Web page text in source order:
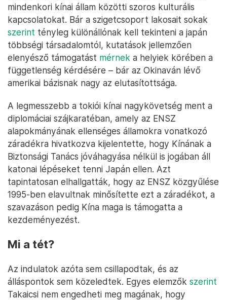
mindenkori kínai állam közötti szoros kulturális
kapcsolatokat. Bár a szigetcsoport lakosait sokak
szerint tényleg különállónak kell tekinteni a japán
többségi társadalomtól, kutatások jellemzően
elenyésző támogatást mérnek a helyiek körében a
függetlenség kérdésére – bár az Okinaván lévő
amerikai bázisnak nagy az elutasítottsága.
A legmesszebb a tokiói kínai nagykövetség ment a
diplomáciai szájkaratéban, amely az ENSZ
alapokmányának ellenséges államokra vonatkozó
záradékra hivatkozva kijelentette, hogy Kínának a
Biztonsági Tanács jóváhagyása nélkül is jogában áll
katonai lépéseket tenni Japán ellen. Azt
tapintatosan elhallgatták, hogy az ENSZ közgyűlése
1995-ben elavultnak minősítette ezt a záradékot, a
szavazáson pedig Kína maga is támogatta a
kezdeményezést.
Mi a tét?
Az indulatok azóta sem csillapodtak, és az
álláspontok sem közeledtek. Egyes elemzők szerint
Takaicsi nem engedheti meg magának, hogy